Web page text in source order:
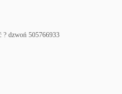
? dzwoń 505766933